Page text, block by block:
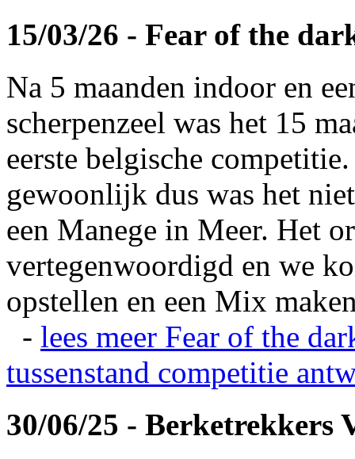
15/03/26 - Fear of the
Na 5 maanden indoor en
scherpenzeel was het 15
eerste belgische
gewoonlijk dus was het
een Manege in Meer. Het
vertegenwoordigd en we
opstellen en een Mix
- lees meer Fear of the
tussenstand competitie
30/06/25 - Berketrekkers